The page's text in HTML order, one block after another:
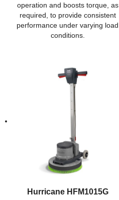
operation and boosts torque, as
required, to provide consistent
performance under varying load
conditions.
Hurricane HFM1015G